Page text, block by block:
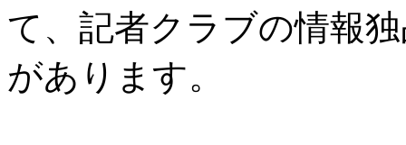
て、記者クラブの情報
があります。